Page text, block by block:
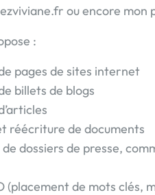
ou encore mon
:
pages de sites internet
billets de blogs
réécriture de documents
dossiers de presse,
(placement de mots clés,